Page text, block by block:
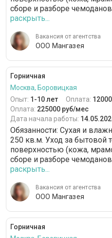
VIP-гардероб
Банкетная сервировка стола
12 часов
сборе и разборе
раскрыть...
Вакансия от агентства
ООО Мангазея
Горничная
Москва, Боровицкая
Опыт: 1-10 лет Оплата:
Оплата: 225000 руб/мес
Дата начала работы:
Обязанности: Сухая и
250 кв.м. Уход за бытовой
поверхностью (кожа,
сборе и разборе
раскрыть...
Вакансия от агентства
ООО Мангазея
Горничная